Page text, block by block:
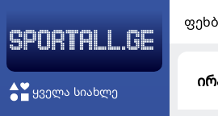
ᲧᲕᲔᲚᲐ ᲡᲘᲐᲮᲚᲔ